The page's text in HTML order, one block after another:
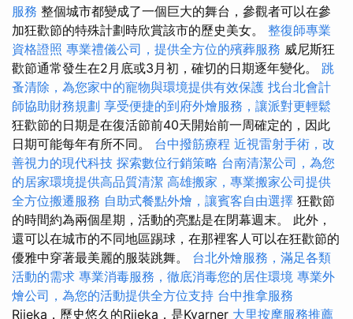
服務 整個城市都變成了一個巨大的舞台，參觀者可以在參
加狂歡節的特殊計劃時欣賞該市的歷史美女。 整復師專業
資格證照 專業禮儀公司，提供全方位的殯葬服務 威尼斯狂
歡節通常發生在2月底或3月初，確切的日期逐年變化。 跳
蚤清除，為您家中的寵物與環境提供有效保護 找台北會計
師協助財務規劃 享受便捷的到府外燴服務，讓派對更輕鬆
狂歡節的日期是在復活節前40天開始前一周確定的，因此
日期可能每年有所不同。 台中撥筋療程 近視雷射手術，改
善視力的現代科技 探索數位行銷策略 台南清潔公司，為您
的居家環境提供高品質清潔 高雄搬家，專業搬家公司提供
全方位搬遷服務 自助式餐點外燴，讓賓客自由選擇 狂歡節
的時間約為兩個星期，活動的亮點是在閉幕週末。 此外，
還可以在城市的不同地區踢球，在那裡客人可以在狂歡節的
優雅中穿著最美麗的服裝跳舞。 台北外燴服務，滿足各類
活動的需求 專業消毒服務，徹底消毒您的居住環境 專業外
燴公司，為您的活動提供全方位支持 台中推拿服務
Rijeka，歷史悠久的Rijeka，是Kvarner 大里按摩服務推薦